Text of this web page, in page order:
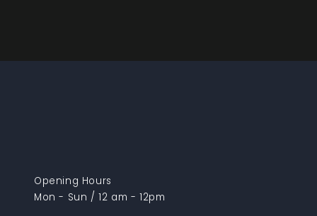
Opening Hours
Mon - Sun / 12 am - 12pm